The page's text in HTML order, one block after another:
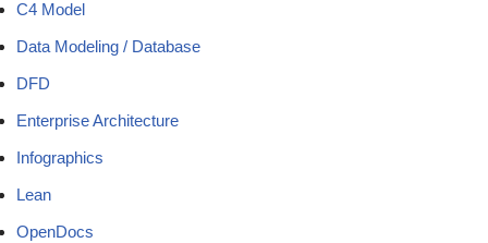
C4 Model
Data Modeling / Database
DFD
Enterprise Architecture
Infographics
Lean
OpenDocs